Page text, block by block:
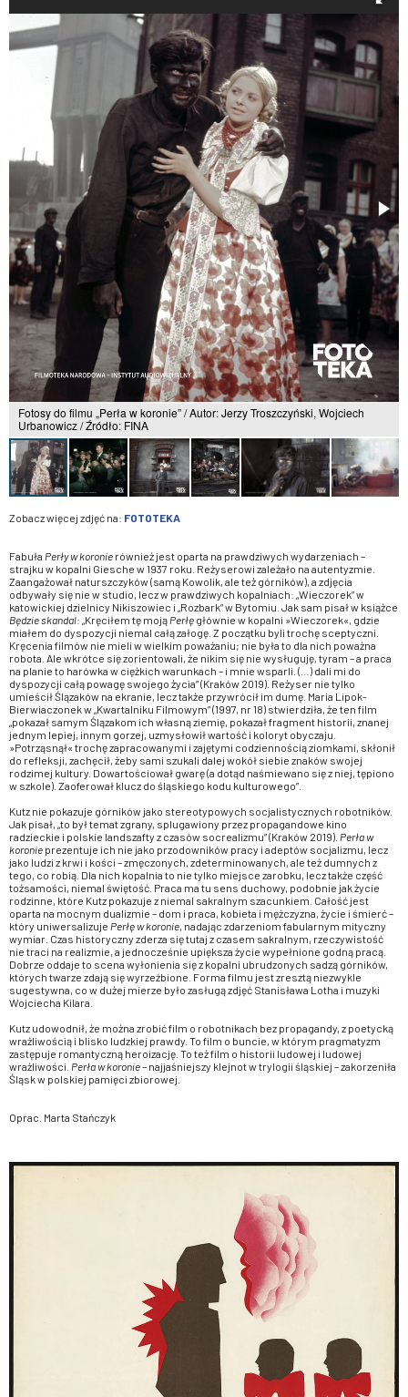
Fotosy do filmu „Perła w koronie” / Autor: Jerzy Troszczyński, Wojciech
Urbanowicz / Źródło: FINA
Zobacz więcej zdjęć na: FOTOTEKA
Fabuła Perły w koronie również jest oparta na prawdziwych wydarzeniach –
strajku w kopalni Giesche w 1937 roku. Reżyserowi zależało na autentyzmie.
Zaangażował naturszczyków (samą Kowolik, ale też górników), a zdjęcia
odbywały się nie w studio, lecz w prawdziwych kopalniach: „Wieczorek” w
katowickiej dzielnicy Nikiszowiec i „Rozbark” w Bytomiu. Jak sam pisał w książce
Będzie skandal: „Kręciłem tę moją Perłę głównie w kopalni »Wieczorek«, gdzie
miałem do dyspozycji niemal całą załogę. Z początku byli trochę sceptyczni.
Kręcenia filmów nie mieli w wielkim poważaniu; nie była to dla nich poważna
robota. Ale wkrótce się zorientowali, że nikim się nie wysługuję, tyram – a praca
na planie to harówka w ciężkich warunkach – i mnie wsparli. (…) dali mi do
dyspozycji całą powagę swojego życia” (Kraków 2019). Reżyser nie tylko
umieścił Ślązaków na ekranie, lecz także przywrócił im dumę. Maria Lipok-
Bierwiaczonek w „Kwartalniku Filmowym” (1997, nr 18) stwierdziła, że ten film
„pokazał samym Ślązakom ich własną ziemię, pokazał fragment historii, znanej
jednym lepiej, innym gorzej, uzmysłowił wartość i koloryt obyczaju.
»Potrząsnął« trochę zapracowanymi i zajętymi codziennością ziomkami, skłonił
do refleksji, zachęcił, żeby sami szukali dalej wokół siebie znaków swojej
rodzimej kultury. Dowartościował gwarę (a dotąd naśmiewano się z niej, tępiono
w szkole). Zaoferował klucz do śląskiego kodu kulturowego”.
Kutz nie pokazuje górników jako stereotypowych socjalistycznych robotników.
Jak pisał, „to był temat zgrany, splugawiony przez propagandowe kino
radzieckie i polskie landszafty z czasów socrealizmu” (Kraków 2019). Perła w
koronie prezentuje ich nie jako przodowników pracy i adeptów socjalizmu, lecz
jako ludzi z krwi i kości – zmęczonych, zdeterminowanych, ale też dumnych z
tego, co robią. Dla nich kopalnia to nie tylko miejsce zarobku, lecz także część
tożsamości, niemal świętość. Praca ma tu sens duchowy, podobnie jak życie
rodzinne, które Kutz pokazuje z niemal sakralnym szacunkiem. Całość jest
oparta na mocnym dualizmie – dom i praca, kobieta i mężczyzna, życie i śmierć –
który uniwersalizuje Perłę w koronie, nadając zdarzeniom fabularnym mityczny
wymiar. Czas historyczny zderza się tutaj z czasem sakralnym, rzeczywistość
nie traci na realizmie, a jednocześnie upiększa życie wypełnione godną pracą.
Dobrze oddaje to scena wyłonienia się z kopalni ubrudzonych sadzą górników,
których twarze zdają się wyrzeźbione. Forma filmu jest zresztą niezwykle
sugestywna, co w dużej mierze było zasługą zdjęć Stanisława Lotha i muzyki
Wojciecha Kilara.
Kutz udowodnił, że można zrobić film o robotnikach bez propagandy, z poetycką
wrażliwością i blisko ludzkiej prawdy. To film o buncie, w którym pragmatyzm
zastępuje romantyczną heroizację. To też film o historii ludowej i ludowej
wrażliwości. Perła w koronie– najjaśniejszy klejnot w trylogii śląskiej – zakorzeniła
Śląsk w polskiej pamięci zbiorowej.
Oprac. Marta Stańczyk